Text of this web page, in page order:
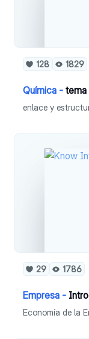
128 1829
Química - tema
enlace y
29 1786
Empresa -
Economía de la